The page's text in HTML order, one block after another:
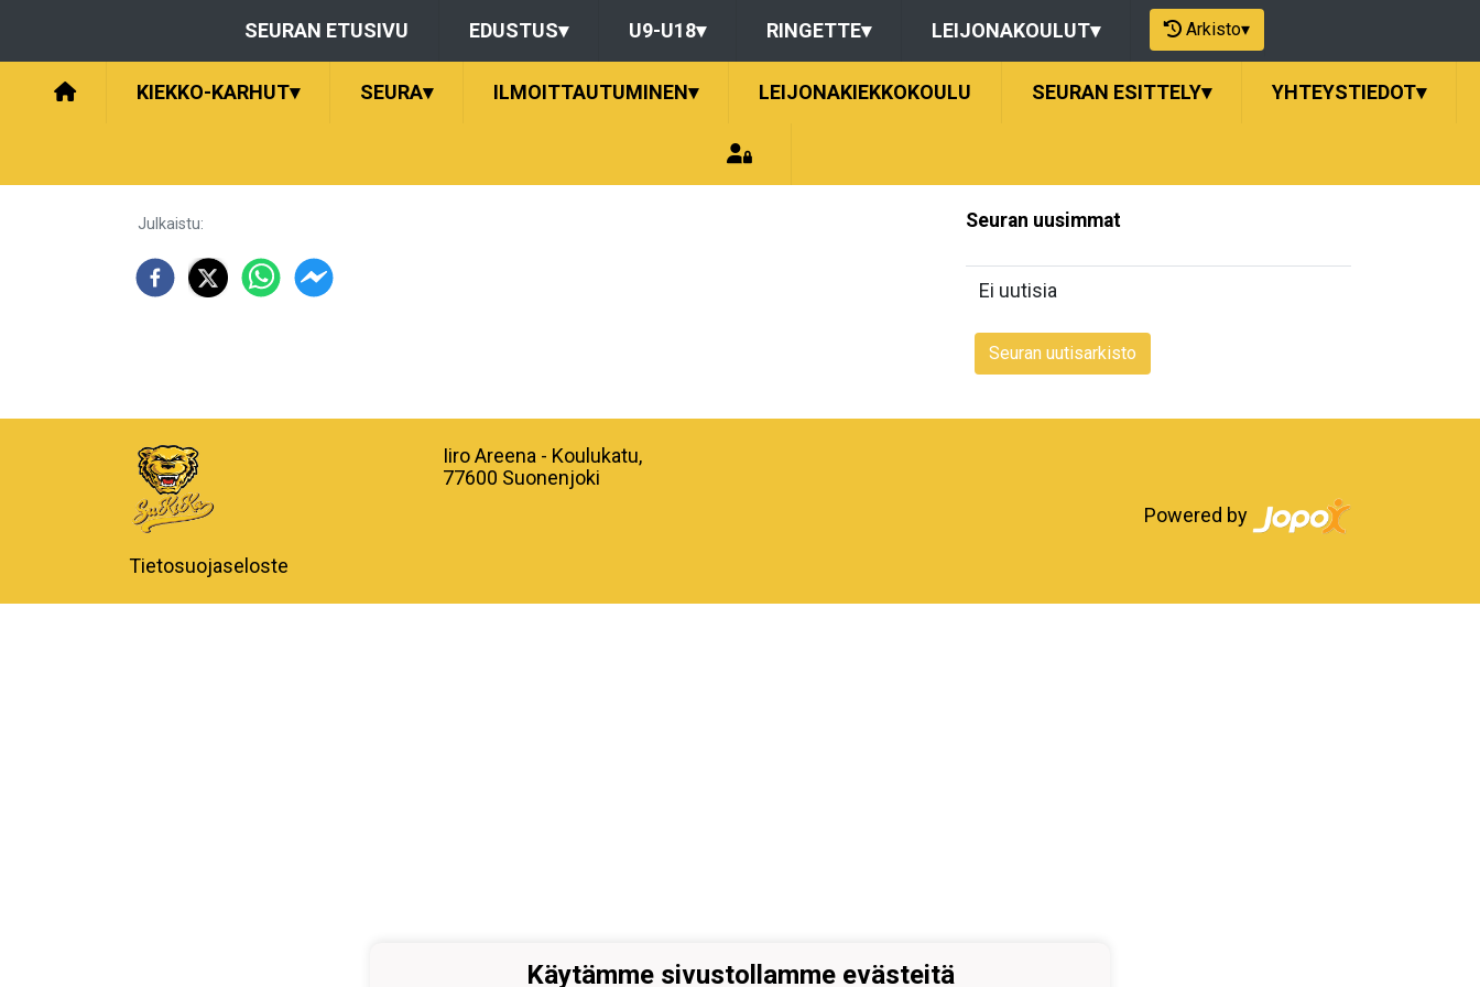
SEURAN ETUSIVU EDUSTUS▾ U9-U18▾ RINGETTE▾ LEIJONAKOULUT▾ Arkisto▾
KIEKKO-KARHUT▾ SEURA▾ ILMOITTAUTUMINEN▾ LEIJONAKIEKKOKOULU SEURAN ESITTELY▾ YHTEYSTIEDOT▾
Julkaistu: Seuran uusimmat
Ei uutisia
Seuran uutisarkisto
Tietosuojaseloste
Iiro Areena - Koulukatu,
77600 Suonenjoki
Powered by
Käytämme sivustollamme evästeitä